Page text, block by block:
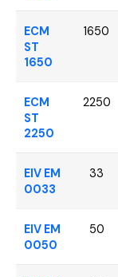
ECM
ST
1650
1650
ECM
ST
2250
2250
EIV EM
0033
33
EIV EM
0050
50